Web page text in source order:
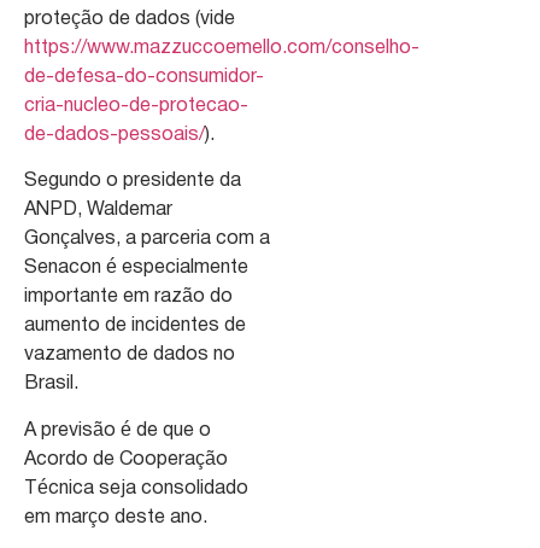
proteção de dados (vide
https://www.mazzuccoemello.com/conselho-
de-defesa-do-consumidor-
cria-nucleo-de-protecao-
de-dados-pessoais/).
Segundo o presidente da
ANPD, Waldemar
Gonçalves, a parceria com a
Senacon é especialmente
importante em razão do
aumento de incidentes de
vazamento de dados no
Brasil.
A previsão é de que o
Acordo de Cooperação
Técnica seja consolidado
em março deste ano.